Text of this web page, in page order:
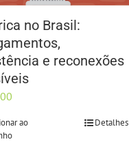
no Brasil:
e reconexões
ao
Detalhes